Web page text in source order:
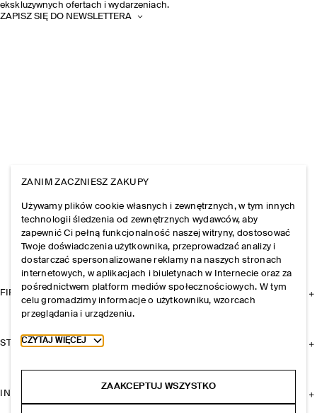
ekskluzywnych ofertach i wydarzeniach.
ZAPISZ SIĘ DO NEWSLETTERA
FIRMA
STREFA KLIENTA
INFORMACJE I REGULAMINY
ZANIM ZACZNIESZ ZAKUPY
Używamy plików cookie własnych i zewnętrznych, w tym innych
technologii śledzenia od zewnętrznych wydawców, aby
zapewnić Ci pełną funkcjonalność naszej witryny, dostosować
Twoje doświadczenia użytkownika, przeprowadzać analizy i
dostarczać spersonalizowane reklamy na naszych stronach
internetowych, w aplikacjach i biuletynach w Internecie oraz za
pośrednictwem platform mediów społecznościowych. W tym
celu gromadzimy informacje o użytkowniku, wzorcach
przeglądania i urządzeniu.
Toggle more cookie information
CZYTAJ WIĘCEJ
ZAAKCEPTUJ WSZYSTKO